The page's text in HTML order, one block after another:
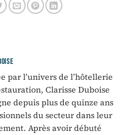
par l’univers de l’hôtellerie
Clarisse Duboise
depuis plus de quinze ans
du secteur dans leur
Après avoir débuté